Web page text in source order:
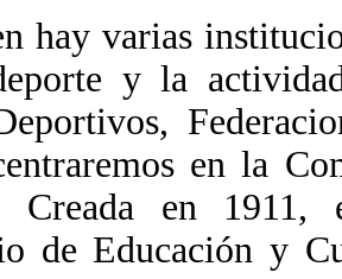
varias
y la
en la
Creada en
de Educación y